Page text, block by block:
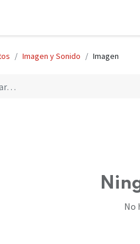
Imagen y Sonido Imagen
No